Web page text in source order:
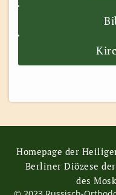
Homepage der
Berliner Diözese
des